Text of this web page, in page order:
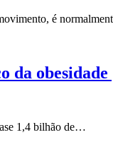
é
obesidade
1,4 bilhão de…